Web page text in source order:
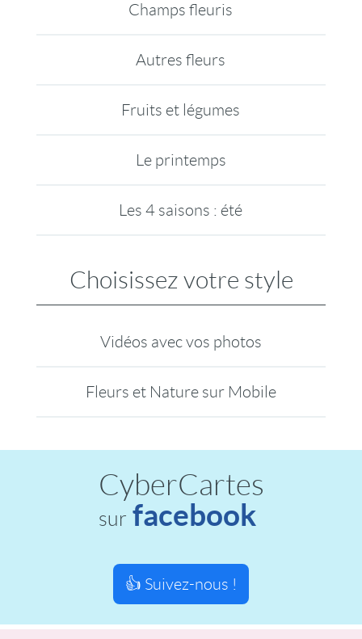
Champs fleuris
Autres fleurs
Fruits et légumes
Le printemps
Les 4 saisons : été
Choisissez votre style
Vidéos avec vos photos
Fleurs et Nature sur Mobile
CyberCartes
sur facebook
👍 Suivez-nous !